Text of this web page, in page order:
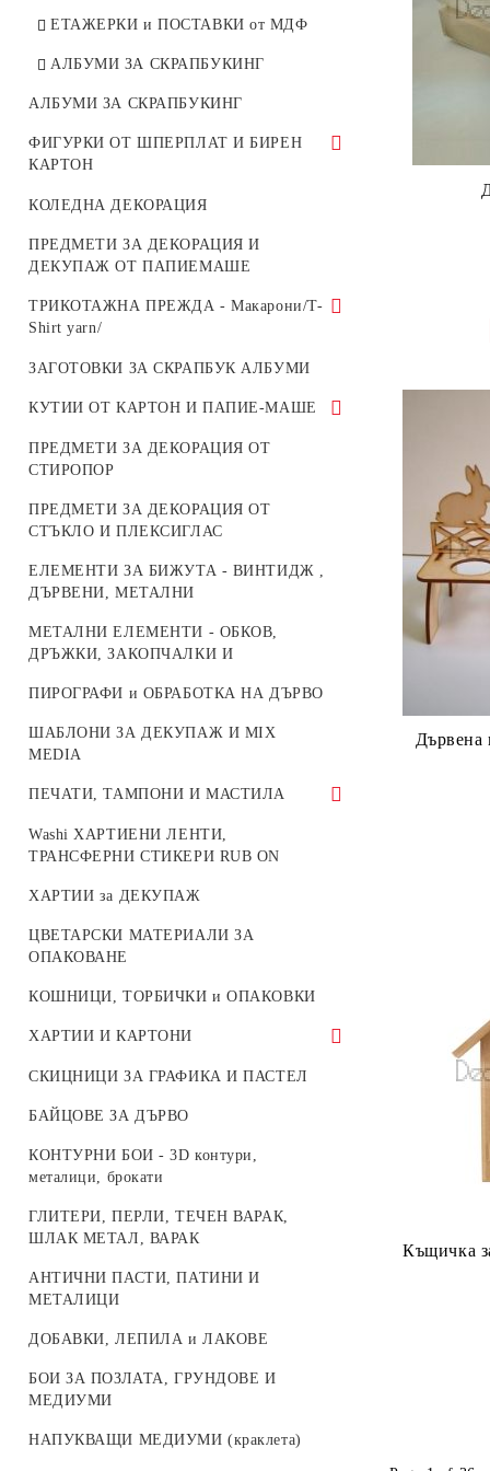
ЕТАЖЕРКИ и ПОСТАВКИ от МДФ
АЛБУМИ ЗА СКРАПБУКИНГ
АЛБУМИ ЗА СКРАПБУКИНГ
ФИГУРКИ ОТ ШПЕРПЛАТ И БИРЕН
КАРТОН
С ЦВЕТЯ
КУТИИ ОТ ШПЕРПЛАТ
ВЕЛИКДЕНСКИ
ДЕКОРАТИВНИ ФИГУРИ, ОСНОВИ
ЕДНА КУКА
ОСНОВИ ЗА БРОДИРАНИ БИЖУТА
БУКВИ И ЦИФРИ
ЖИВОТНИ
ОСНОВИ И МЕХАНИЗМИ ЗА
ЧАСОВНИЦИ
МАРТЕНИЦИ
ДЪРВЕНИ МИНИ МЕБЕЛИ ЗА
КУКЛИ
КОЛЕДНА ДЕКОРАЦИЯ
ПРЕДМЕТИ ЗА ДЕКОРАЦИЯ И
ДЕКУПАЖ ОТ ПАПИЕМАШЕ
ТРИКОТАЖНА ПРЕЖДА - Макарони/T-
Shirt yarn/
ДЪРВЕНИ ОСНОВИ ЗА ПЛЕТЕНИ
Макарони/T-Shirt yarn
КАТАРАМИ И АКСЕСОАРИ ЗА
ЗАГОТОВКИ ЗА СКРАПБУК АЛБУМИ
КУТИИ ОТ КАРТОН И ПАПИЕ-МАШЕ
КУРИЕРСКИ КАШОНИ
ПРЕДМЕТИ ЗА ДЕКОРАЦИЯ ОТ
СТИРОПОР
ПРЕДМЕТИ ЗА ДЕКОРАЦИЯ ОТ
СТЪКЛО И ПЛЕКСИГЛАС
ЕЛЕМЕНТИ ЗА БИЖУТА - ВИНТИДЖ ,
ДЪРВЕНИ, МЕТАЛНИ
МЕТАЛНИ ЕЛЕМЕНТИ - ОБКОВ,
ДРЪЖКИ, ЗАКОПЧАЛКИ И
ПИРОГРАФИ и ОБРАБОТКА НА ДЪРВО
ШАБЛОНИ ЗА ДЕКУПАЖ И MIX
MEDIA
ПЕЧАТИ, ТАМПОНИ И МАСТИЛА
МАСТИЛА И ПИГМЕНТНИ
ТАМПОНИ
СИЛИКОНОВИ ПЕЧАТИ
Washi ХАРТИЕНИ ЛЕНТИ,
ТРАНСФЕРНИ СТИКЕРИ RUB ON
ХАРТИИ за ДЕКУПАЖ
ЦВЕТАРСКИ МАТЕРИАЛИ ЗА
ОПАКОВАНЕ
КОШНИЦИ, ТОРБИЧКИ и ОПАКОВКИ
ХАРТИИ И КАРТОНИ
Корейска хартия - Целофан за
ДИЗАЙНЕРСКИ БЛОКЧЕТА С
ДИЗАЙНЕРСКИ ХАРТИИ И
ГУМИРАНА ХАРТИЯ ЕVA -
ТЕКСТИЛНА ХАРТИЯ - НЕТЪКАН
СКИЦНИЦИ ЗА ГРАФИКА И ПАСТЕЛ
БАЙЦОВЕ ЗА ДЪРВО
КОНТУРНИ БОИ - 3D контури,
металици, брокати
ГЛИТЕРИ, ПЕРЛИ, ТЕЧЕН ВАРАК,
ШЛАК МЕТАЛ, ВАРАК
АНТИЧНИ ПАСТИ, ПАТИНИ И
МЕТАЛИЦИ
ДОБАВКИ, ЛЕПИЛА и ЛАКОВЕ
БОИ ЗА ПОЗЛАТА, ГРУНДОВЕ И
МЕДИУМИ
НАПУКВАЩИ МЕДИУМИ (краклета)
Дървена
Къщичка